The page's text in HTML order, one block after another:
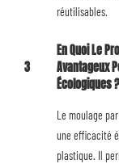
réutilisables.
3
En Quoi Le
Avantageux
Écologiques ?
Le moulage
une efficacité
plastique. Il